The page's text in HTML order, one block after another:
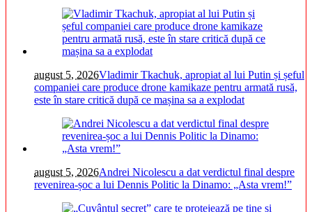
august 5, 2026Vladimir Tkachuk, apropiat al lui Putin și șeful
companiei care produce drone kamikaze pentru armată rusă,
este în stare critică după ce mașina sa a explodat
august 5, 2026Andrei Nicolescu a dat verdictul final despre
revenirea-șoc a lui Dennis Politic la Dinamo: „Asta vrem!”